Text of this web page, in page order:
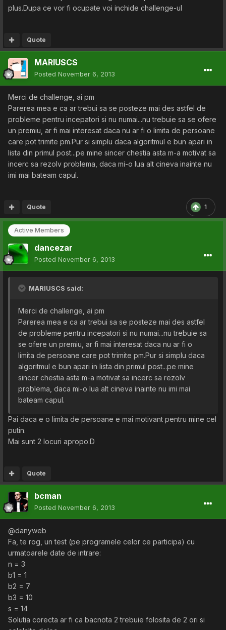
plus.Dupa ce vor fi ocupate voi inchide challenge-ul
Quote
MARIUSCS
Posted November 6, 2013
Merci de challenge, ai pm
Parerea mea e ca ar trebui sa se posteze mai des astfel de
probleme pentru incepatori si nu numai...nu trebuie sa se ofere
un premiu, ar fi mai interesat daca nu ar fi o limita de persoane
care pot trimite pm.Pur si simplu daca algoritmul e bun apari in
lista din primul post...pe mine sincer chestia asta m-a motivat sa
incerc sa rezolv problema, daca mi-o lua alt cineva inainte nu
imi mai bateam capul.
1
Quote
Active Members
dancezar
Posted November 6, 2013
MARIUSCS said:
Merci de challenge, ai pm
Parerea mea e ca ar trebui sa se posteze mai des astfel
de probleme pentru incepatori si nu numai...nu trebuie sa
se ofere un premiu, ar fi mai interesat daca nu ar fi o
limita de persoane care pot trimite pm.Pur si simplu daca
algoritmul e bun apari in lista din primul post...pe mine
sincer chestia asta m-a motivat sa incerc sa rezolv
problema, daca mi-o lua alt cineva inainte nu imi mai
bateam capul.
Pai daca e o limita de persoane e mai motivant pentru mine cel
putin.
Mai sunt 2 locuri apropo:D
Quote
bcman
Posted November 6, 2013
@danyweb
Fa, te rog, un test (pe programele celor ce participa) cu
urmatoarele date de intrare:
n = 3
b1 = 1
b2 = 7
b3 = 10
s = 14
Solutia corecta ar fi ca bacnota 2 trebuie folosita de 2 ori si